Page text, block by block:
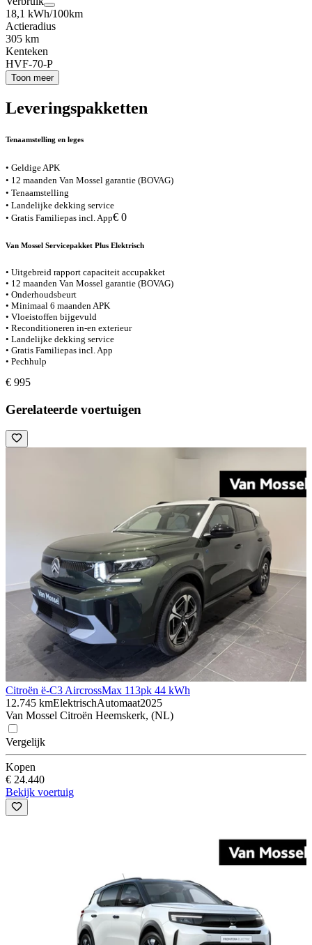
18,1 kWh/100km
Actieradius
305 km
Kenteken
HVF-70-P
Toon meer
Leveringspakketten
Tenaamstelling en leges
• Geldige APK
• 12 maanden Van Mossel garantie (BOVAG)
• Tenaamstelling
• Landelijke dekking service
• Gratis Familiepas incl. App€ 0
Van Mossel Servicepakket Plus Elektrisch
• Uitgebreid rapport capaciteit accupakket
• 12 maanden Van Mossel garantie (BOVAG)
• Onderhoudsbeurt
• Minimaal 6 maanden APK
• Vloeistoffen bijgevuld
• Reconditioneren in-en exterieur
• Landelijke dekking service
• Gratis Familiepas incl. App
• Pechhulp
€ 995
Gerelateerde voertuigen
Citroën ë-C3 AircrossMax 113pk 44 kWh
12.745 kmElektrischAutomaat2025
Van Mossel Citroën Heemskerk, (NL)
Vergelijk
Kopen
€ 24.440
Bekijk voertuig